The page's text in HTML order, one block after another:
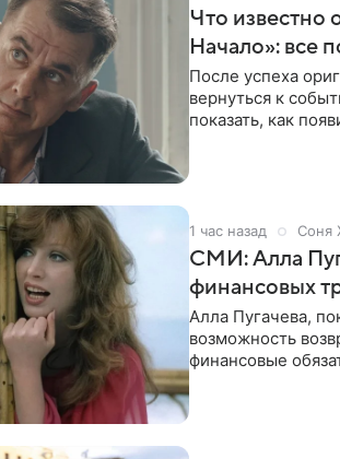
Что известно
Начало»: все
После успеха
вернуться к
показать, как
1 час назад Соня
СМИ: Алла
финансовых
Алла Пугачева,
возможность
финансовые